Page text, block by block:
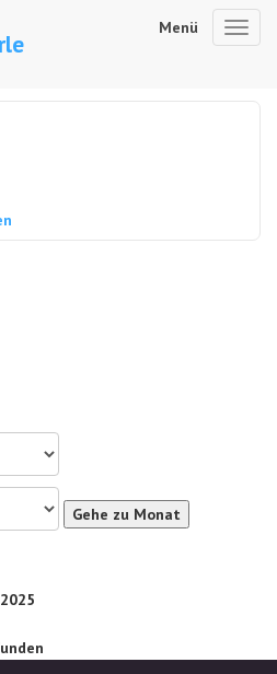
Menü
Gehe zu Monat